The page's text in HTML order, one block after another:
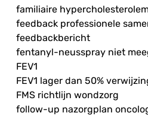
familiaire
feedback professionele
feedbackbericht
fentanyl-neusspray niet
FEV1
FEV1 lager dan 50%
FMS richtlijn wondzorg
follow-up nazorgplan